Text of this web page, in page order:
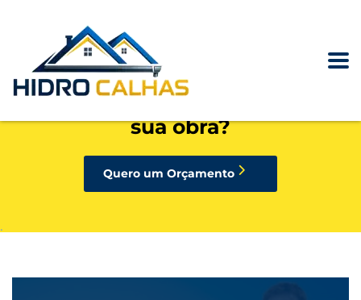
precisando de calhas, rufos,
pingadeiras ou condutores para
sua obra?
Quero um Orçamento
.